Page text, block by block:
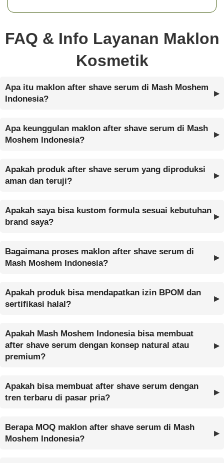
FAQ & Info Layanan Maklon
Kosmetik
Apa itu maklon after shave serum di Mash Moshem
Indonesia?
Apa keunggulan maklon after shave serum di Mash
Moshem Indonesia?
Apakah produk after shave serum yang diproduksi
aman dan teruji?
Apakah saya bisa kustom formula sesuai kebutuhan
brand saya?
Bagaimana proses maklon after shave serum di
Mash Moshem Indonesia?
Apakah produk bisa mendapatkan izin BPOM dan
sertifikasi halal?
Apakah Mash Moshem Indonesia bisa membuat
after shave serum dengan konsep natural atau
premium?
Apakah bisa membuat after shave serum dengan
tren terbaru di pasar pria?
Berapa MOQ maklon after shave serum di Mash
Moshem Indonesia?